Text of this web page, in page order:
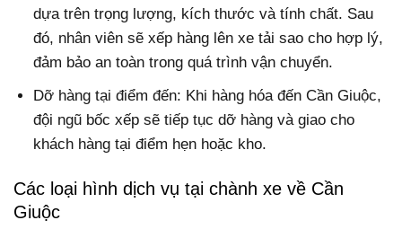
dựa trên trọng lượng, kích thước và tính chất. Sau
đó, nhân viên sẽ xếp hàng lên xe tải sao cho hợp lý,
đảm bảo an toàn trong quá trình vận chuyển.
Dỡ hàng tại điểm đến: Khi hàng hóa đến Cần Giuộc,
đội ngũ bốc xếp sẽ tiếp tục dỡ hàng và giao cho
khách hàng tại điểm hẹn hoặc kho.
Các loại hình dịch vụ tại chành xe về Cần
Giuộc